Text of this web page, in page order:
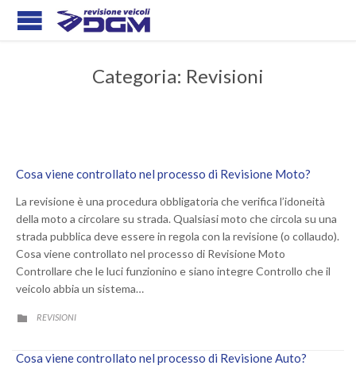
Categoria: Revisioni
Cosa viene controllato nel processo di Revisione Moto?
La revisione è una procedura obbligatoria che verifica l’idoneità
della moto a circolare su strada. Qualsiasi moto che circola su una
strada pubblica deve essere in regola con la revisione (o collaudo).
Cosa viene controllato nel processo di Revisione Moto
Controllare che le luci funzionino e siano integre Controllo che il
veicolo abbia un sistema…
 CATEGORY
REVISIONI
Cosa viene controllato nel processo di Revisione Auto?